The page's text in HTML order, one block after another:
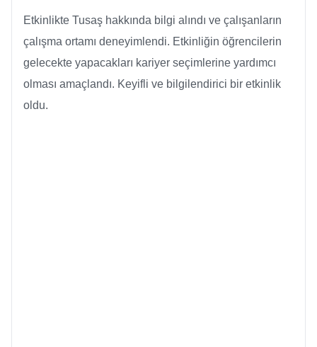
Etkinlikte Tusaş hakkında bilgi alındı ve çalışanların
çalışma ortamı deneyimlendi. Etkinliğin öğrencilerin
gelecekte yapacakları kariyer seçimlerine yardımcı
olması amaçlandı. Keyifli ve bilgilendirici bir etkinlik
oldu.